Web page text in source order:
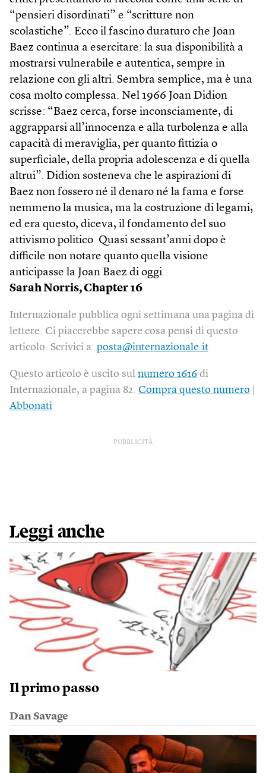
“pensieri disordinati” e “scritture non
scolastiche”. Ecco il fascino duraturo che Joan
Baez continua a esercitare: la sua disponibilità a
mostrarsi vulnerabile e autentica, sempre in
relazione con gli altri. Sembra semplice, ma è una
cosa molto complessa. Nel 1966 Joan Didion
scrisse: “Baez cerca, forse inconsciamente, di
aggrapparsi all’innocenza e alla turbolenza e alla
capacità di meraviglia, per quanto fittizia o
superficiale, della propria adolescenza e di quella
altrui”. Didion sosteneva che le aspirazioni di
Baez non fossero né il denaro né la fama e forse
nemmeno la musica, ma la costruzione di legami;
ed era questo, diceva, il fondamento del suo
attivismo politico. Quasi sessant’anni dopo è
difficile non notare quanto quella visione
anticipasse la Joan Baez di oggi.
Sarah Norris, Chapter 16
Internazionale pubblica ogni settimana una pagina di
lettere. Ci piacerebbe sapere cosa pensi di questo
articolo. Scrivici a: posta@internazionale.it
Questo articolo è uscito sul numero 1616 di
Internazionale, a pagina 82. Compra questo numero
Abbonati
PUBBLICITÀ
Leggi anche
Il primo passo
Dan Savage